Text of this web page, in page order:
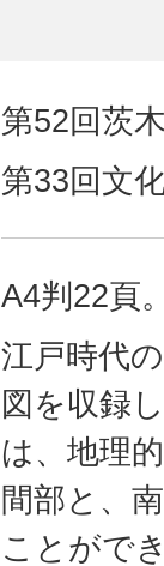
第52回茨
第33回文
A4判22頁
江戸時代
図を収録
は、地理
間部と、
ことがで